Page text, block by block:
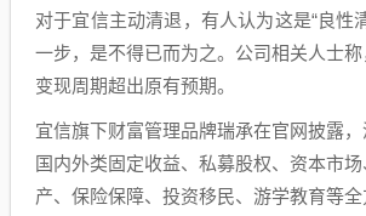
对于宜信主动清退，有人认为这是“良性
一步，是不得已而为之。公司相关人士
变现周期超出原有预期。
宜信旗下财富管理品牌瑞承在官网披露
国内外类固定收益、私募股权、资本市
产、保险保障、投资移民、游学教育等